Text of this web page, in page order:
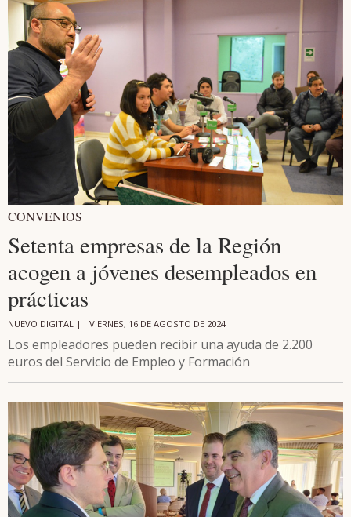
CONVENIOS
Setenta empresas de la Región
acogen a jóvenes desempleados en
prácticas
NUEVO DIGITAL | VIERNES, 16 DE AGOSTO DE 2024
Los empleadores pueden recibir una ayuda de 2.200
euros del Servicio de Empleo y Formación